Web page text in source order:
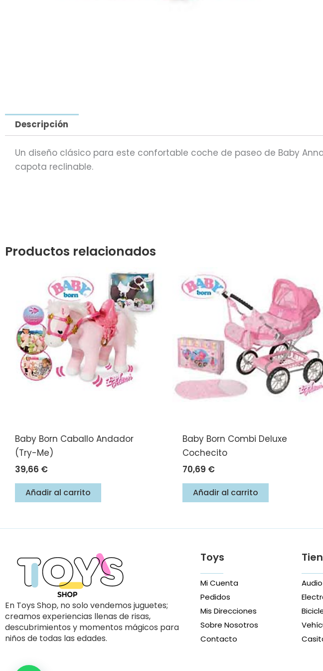
Descripción
Un diseño clásico para este confortable coche de paseo de Baby
capota reclinable.
Productos relacionados
Baby Born Caballo Andador
(Try-Me)
39,66 €
Añadir al carrito
Baby Born Combi Deluxe
Cochecito
70,69 €
Añadir al carrito
En Toys Shop, no solo vendemos juguetes;
creamos experiencias llenas de risas,
descubrimientos y momentos mágicos para
niños de todas las edades.
Toys
Mi Cuenta
Pedidos
Mis Direcciones
Sobre Nosotros
Contacto